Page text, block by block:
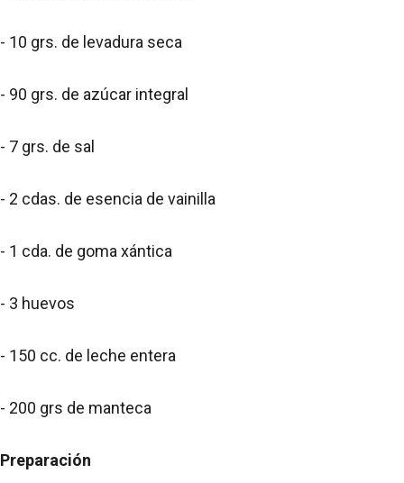
- 10 grs. de levadura seca
- 90 grs. de azúcar integral
- 7 grs. de sal
- 2 cdas. de esencia de vainilla
- 1 cda. de goma xántica
- 3 huevos
- 150 cc. de leche entera
- 200 grs de manteca
Preparación